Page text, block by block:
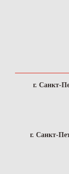
г. Санкт-
г. Санкт-